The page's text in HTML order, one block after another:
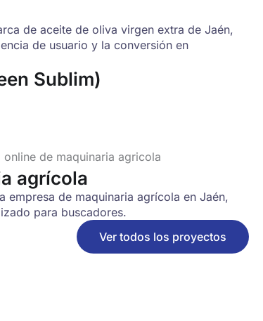
de aceite de oliva virgen extra de Jaén,
de usuario y la conversión en
Sublim)
agrícola
empresa de maquinaria agrícola en Jaén,
para buscadores.
Ver todos los proyectos